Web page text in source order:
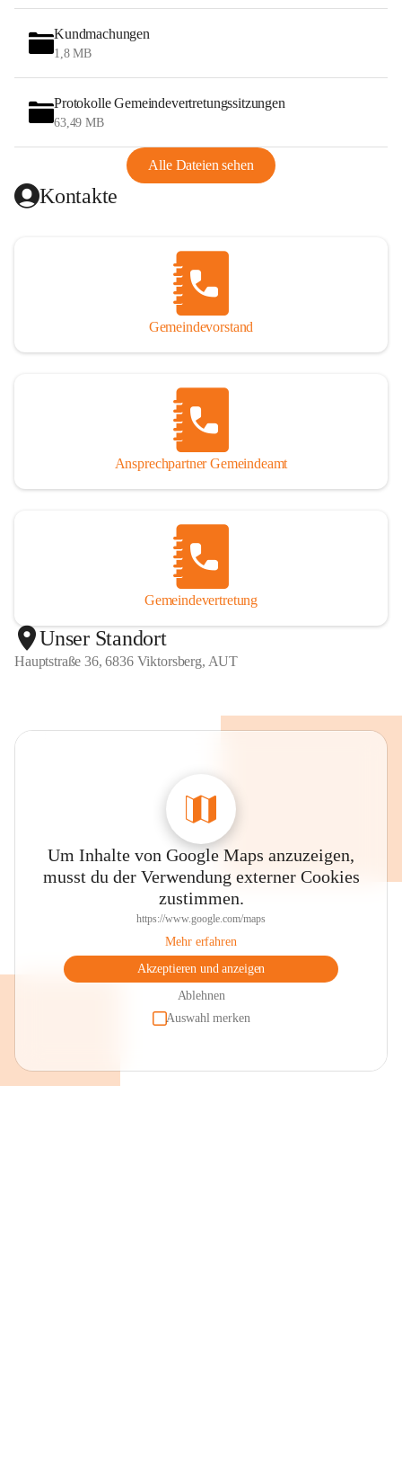
Kundmachungen
1,8 MB
Protokolle Gemeindevertretungssitzungen
63,49 MB
Alle Dateien sehen
Kontakte
Gemeindevorstand
Ansprechpartner Gemeindeamt
Gemeindevertretung
Unser Standort
Hauptstraße 36, 6836 Viktorsberg, AUT
Um Inhalte von Google Maps anzuzeigen,
musst du der Verwendung externer Cookies
zustimmen.
https://www.google.com/maps
Mehr erfahren
Akzeptieren und anzeigen
Ablehnen
Auswahl merken